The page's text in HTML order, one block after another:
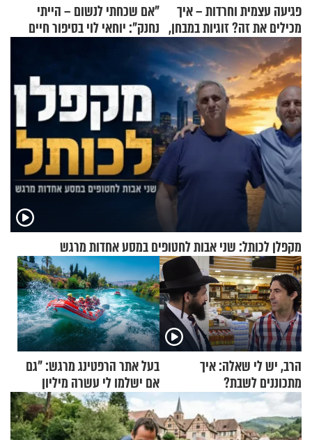
פגיעה עצמית וחרדות – איך
מכילים את זה? זוגיות במבחן,
הפעם עם יהודית ואלתר כהן
"אם שכחתי לנשום – הייתי
נחנק": יוחאי לוי בסיפור חיים
מעורר השראה
מקפלן לכותל: שני אבות לחטופים במסע אחדות מרגש
הרב, יש לי שאלה: איך
מתכוננים לשבת?
בעל אתר הרפטינג מרגש: "גם
אם ישלמו לי עשרה מיליון
שקלים - לא אפתח בשבת"